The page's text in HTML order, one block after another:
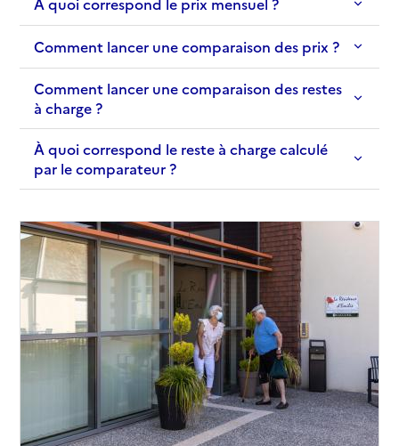
Comment lancer une comparaison des prix ?
Comment lancer une comparaison des restes
à charge ?
À quoi correspond le reste à charge calculé
par le comparateur ?